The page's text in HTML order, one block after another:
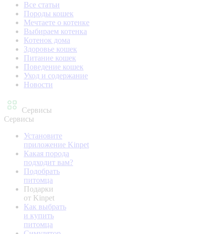
Все статьи
Породы кошек
Мечтаете о котенке
Выбираем котенка
Котенок дома
Здоровье кошек
Питание кошек
Поведение кошек
Уход и содержание
Новости
Сервисы
Сервисы
Установите
приложение Kinpet
Какая порода
подходит вам?
Подобрать
питомца
Подарки
от Kinpet
Как выбрать
и купить
питомца